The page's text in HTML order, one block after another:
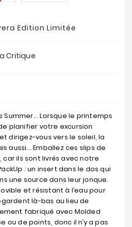
Edition Limitée
Critique
Summer... Lorsque le printemps
planifier votre excursion
dirigez-vous vers le soleil, la
aussi... Emballez ces slips de
car ils sont livrés avec notre
: un insert dans le dos qui
une source dans leur jonque.
et résistant à l’eau pour
là-bas au lieu de
fabriqué avec Molded
ou de points, donc il n’y a pas